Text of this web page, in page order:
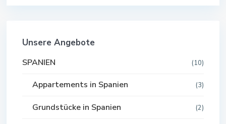
Unsere Angebote
SPANIEN (10)
Appartements in Spanien (3)
Grundstücke in Spanien (2)